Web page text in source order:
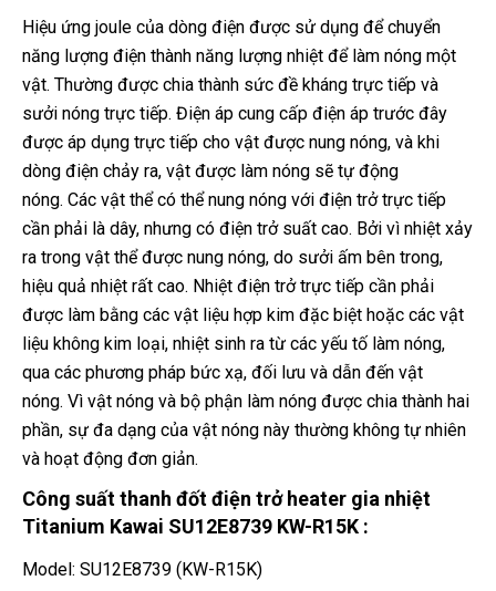
Hiệu ứng joule của dòng điện được sử dụng để chuyển
năng lượng điện thành năng lượng nhiệt để làm nóng một
vật. Thường được chia thành sức đề kháng trực tiếp và
sưởi nóng trực tiếp. Điện áp cung cấp điện áp trước đây
được áp dụng trực tiếp cho vật được nung nóng, và khi
dòng điện chảy ra, vật được làm nóng sẽ tự động
nóng. Các vật thể có thể nung nóng với điện trở trực tiếp
cần phải là dây, nhưng có điện trở suất cao. Bởi vì nhiệt xảy
ra trong vật thể được nung nóng, do sưởi ấm bên trong,
hiệu quả nhiệt rất cao. Nhiệt điện trở trực tiếp cần phải
được làm bằng các vật liệu hợp kim đặc biệt hoặc các vật
liệu không kim loại, nhiệt sinh ra từ các yếu tố làm nóng,
qua các phương pháp bức xạ, đối lưu và dẫn đến vật
nóng. Vì vật nóng và bộ phận làm nóng được chia thành hai
phần, sự đa dạng của vật nóng này thường không tự nhiên
và hoạt động đơn giản.
Công suất thanh đốt điện trở heater gia nhiệt
Titanium Kawai SU12E8739 KW-R15K :
Model: SU12E8739 (KW-R15K)